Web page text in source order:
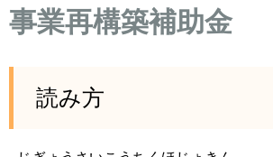
事業再構築補助金
読み方